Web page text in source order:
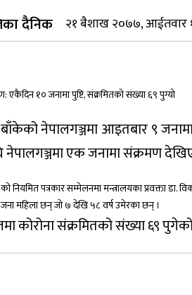
दैनिक २१ बैशाख २०७७, आईतवार
नेपालगञ्जमा आइतबार ९
एक जनामा संक्रमण
पत्रकार सम्मेलनमा मन्त्रालयका प्रवक्ता डा.
महिला छन् जो ७ देखि ५८ वर्ष उमेरका छन् ।
कोरोना संक्रमितको संख्या ६९